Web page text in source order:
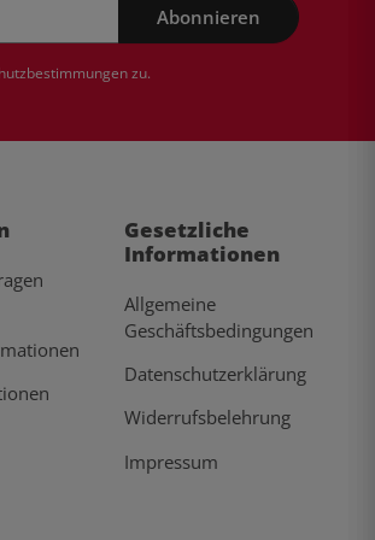
Abonnieren
zu.
Gesetzliche
Informationen
Allgemeine
Geschäftsbedingungen
Datenschutzerklärung
Widerrufsbelehrung
Impressum